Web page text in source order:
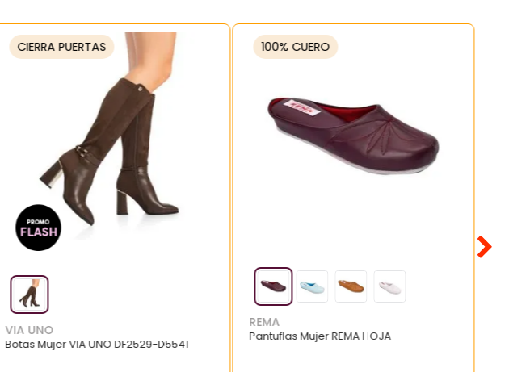
CIERRA PUERTAS
VIA UNO
Botas Mujer VIA UNO DF2529-D5541
100% CUERO
REMA
Pantuflas Mujer REMA HOJA